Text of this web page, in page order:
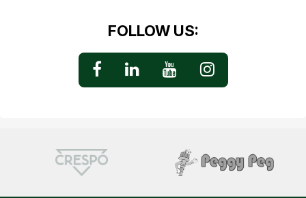
FOLLOW US: